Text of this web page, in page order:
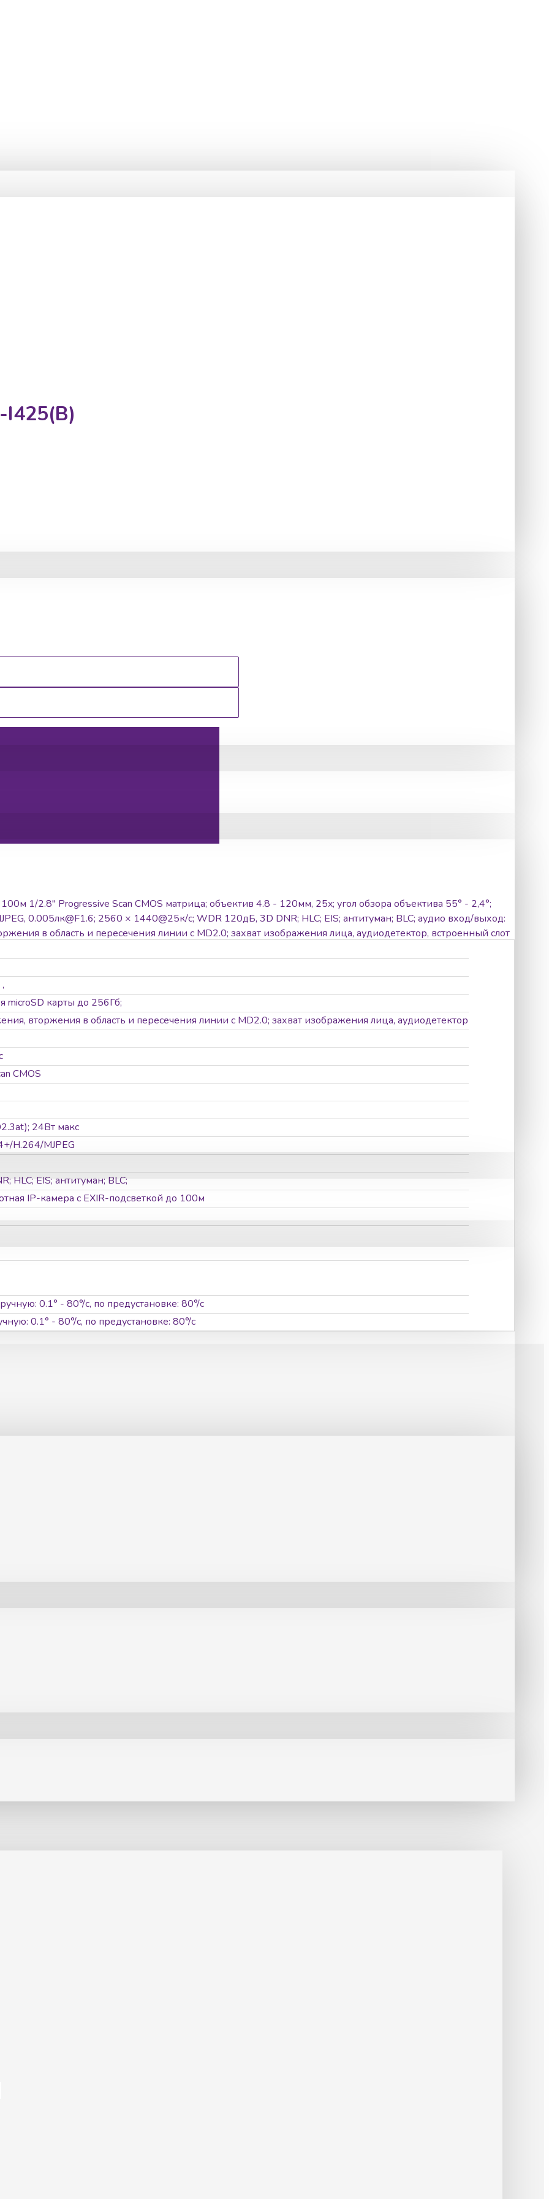
1/2.8'' Progressive Scan CMOS матрица; объектив 4.8 - 120мм, 25x; угол обзора объектива 55° - 2,4°;
0.005лк@F1.6; 2560 × 1440@25к/с; WDR 120дБ, 3D DNR; HLC; EIS; антитуман; BLC; аудио вход/выход:
в область и пересечения линии c MD2.0; захват изображения лица, аудиодетектор, встроенный слот
с, по предустановке: 80°/с; наклон -15° - 90°, вручную: 0.1° - 80°/с, по предустановке: 80°/с;
TVS, IP66; -40°C до +60°C; DC12В/PoE(IEEE 802.3at); 24Вт макс.
microSD карты до 256Гб;
вторжения в область и пересечения линии c MD2.0; захват изображения лица, аудиодетектор
CMOS
24Вт макс
H.264/MJPEG
HLC; EIS; антитуман; BLC;
IP-камера с EXIR-подсветкой до 100м
0.1° - 80°/с, по предустановке: 80°/с
0.1° - 80°/с, по предустановке: 80°/с